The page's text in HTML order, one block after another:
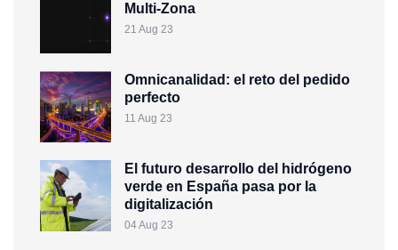
Multi-Zona
21 Aug 23
Omnicanalidad: el reto del pedido
perfecto
11 Aug 23
El futuro desarrollo del hidrógeno
verde en España pasa por la
digitalización
04 Aug 23